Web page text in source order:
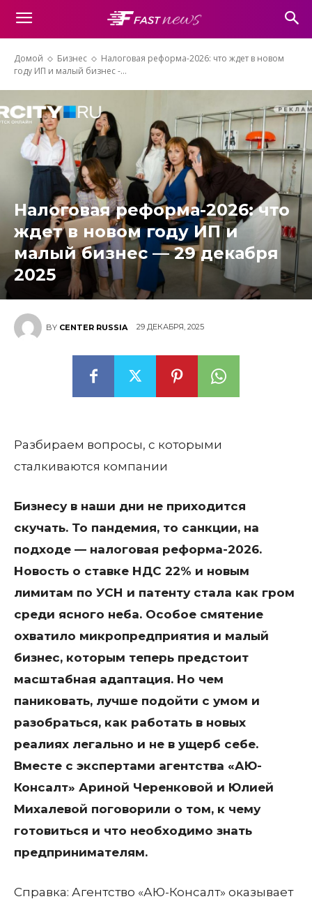
Домой Бизнес
Налоговая реформа-2026: что ждет в новом
году ИП и малый бизнес -...
Налоговая реформа-2026: что
ждет в новом году ИП и
малый бизнес — 29 декабря
2025
BY CENTER RUSSIA 29 ДЕКАБРЯ, 2025
Разбираем вопросы, с которыми
сталкиваются компании
Бизнесу в наши дни не приходится
скучать. То пандемия, то санкции, на
подходе — налоговая реформа-2026.
Новость о ставке НДС 22% и новым
лимитам по УСН и патенту стала как гром
среди ясного неба. Особое смятение
охватило микропредприятия и малый
бизнес, которым теперь предстоит
масштабная адаптация. Но чем
паниковать, лучше подойти с умом и
разобраться, как работать в новых
реалиях легально и не в ущерб себе.
Вместе с экспертами агентства «АЮ-
Консалт» Ариной Черенковой и Юлией
Михалевой поговорили о том, к чему
готовиться и что необходимо знать
предпринимателям.
Справка: Агентство «АЮ-Консалт» оказывает